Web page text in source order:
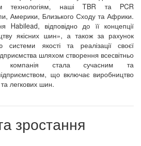
технологіям, наші TBR та PCR
Америки, Близького Сходу та Африки.
Habilead, відповідно до її концепції
якісних шин», а також за рахунок
системи якості та реалізації своєї
шляхом створення всесвітньо
компанія стала сучасним та
що включає виробництво
легкових шин.
зростання